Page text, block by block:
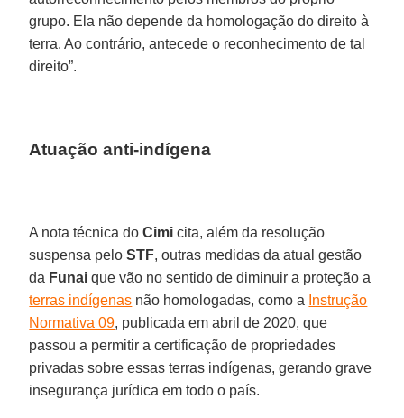
grupo. Ela não depende da homologação do direito à
terra. Ao contrário, antecede o reconhecimento de tal
direito”.
Atuação anti-indígena
A nota técnica doCimi cita, além da resolução
suspensa peloSTF, outras medidas da atual gestão
da Funai que vão no sentido de diminuir a proteção a
terras indígenas não homologadas, como a Instrução
Normativa 09, publicada em abril de 2020, que
passou a permitir a certificação de propriedades
privadas sobre essas terras indígenas, gerando grave
insegurança jurídica em todo o país.